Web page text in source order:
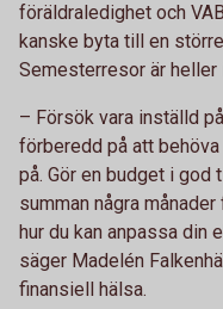
föräldraledighet och
kanske byta till en
Semesterresor är heller
– Försök vara inställd
förberedd på att
på. Gör en budget i god
summan några
hur du kan anpassa din
säger Madelén
finansiell hälsa.